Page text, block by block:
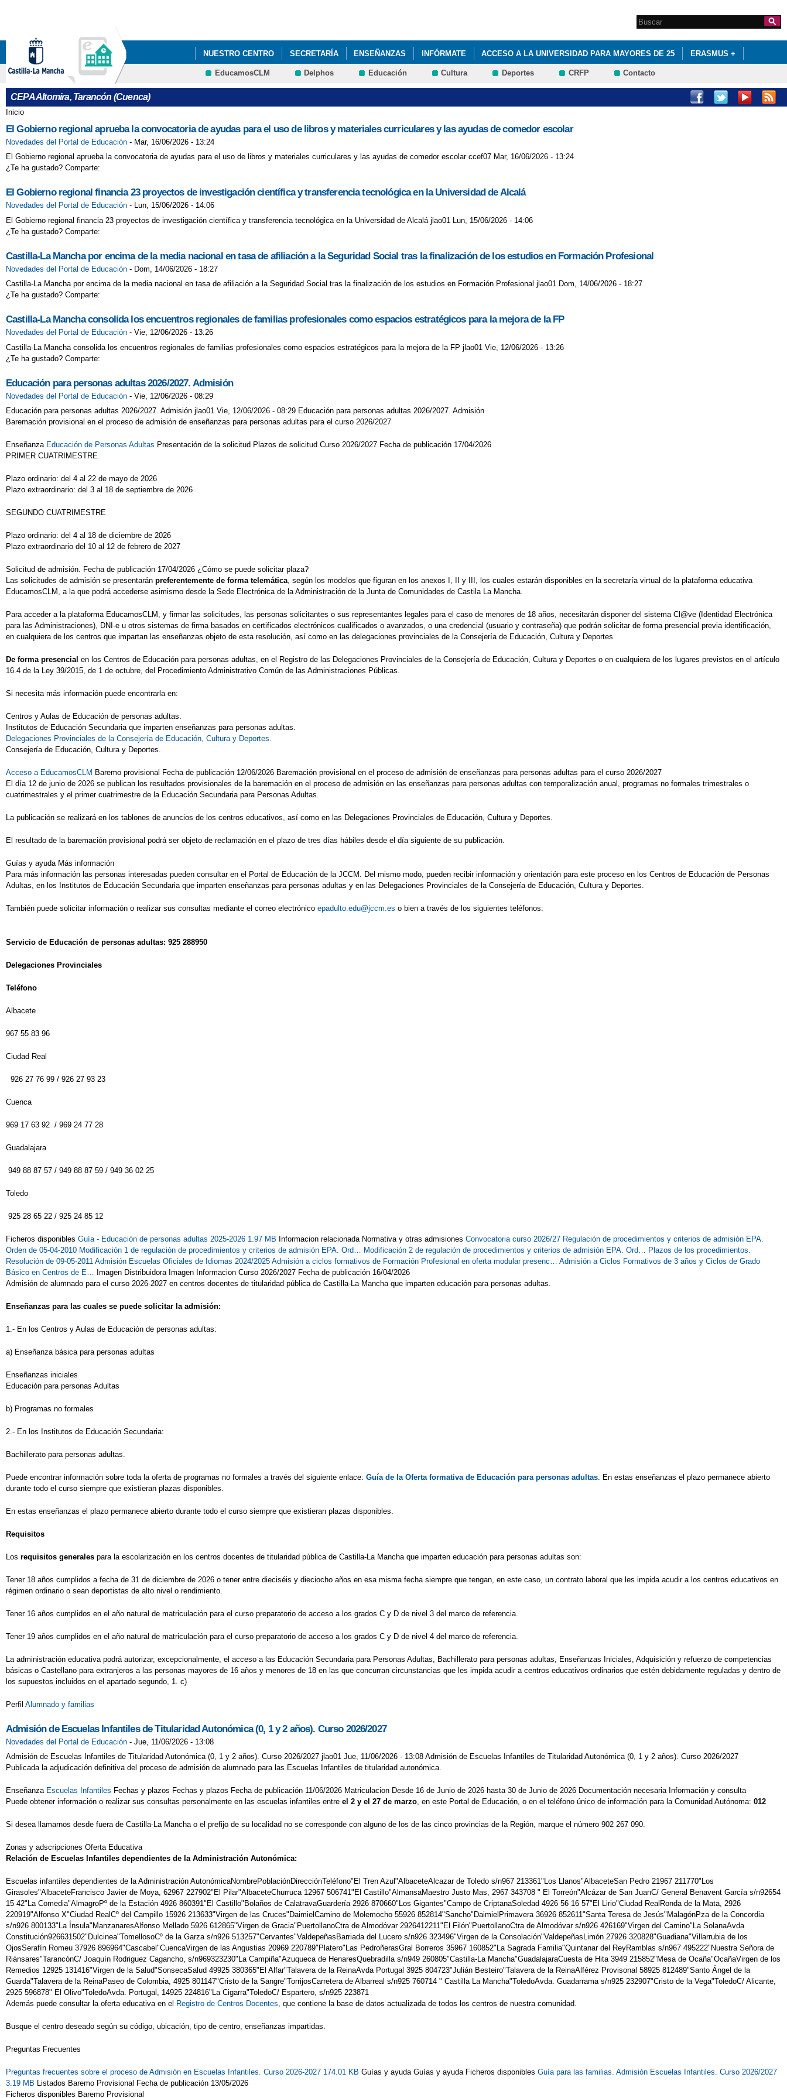
Formulario de
búsqueda
Search this site
NUESTRO CENTRO SECRETARÍA ENSEÑANZAS INFÓRMATE ACCESO A LA UNIVERSIDAD PARA MAYORES DE 25 ERASMUS +
GARANTÍA JUVENIL DE FP BÁSICA DE ACTIVIDADES AUXILIARES DE AGRICULTURA. FINANCIADA POR EL FONDO SOCIAL EUROPEO
EducamosCLM Delphos Educación Cultura Deportes CRFP Contacto
CEPA Altomira, Tarancón (Cuenca)
Se encuentra usted aquí
Inicio
El Gobierno regional aprueba la convocatoria de ayudas para el uso de libros y materiales curriculares y las ayudas de comedor escolar
Novedades del Portal de Educación - Mar, 16/06/2026 - 13:24
El Gobierno regional aprueba la convocatoria de ayudas para el uso de libros y materiales curriculares y las ayudas de comedor escolar ccef07 Mar, 16/06/2026 - 13:24
¿Te ha gustado? Comparte:
El Gobierno regional financia 23 proyectos de investigación científica y transferencia tecnológica en la Universidad de Alcalá
Novedades del Portal de Educación - Lun, 15/06/2026 - 14:06
El Gobierno regional financia 23 proyectos de investigación científica y transferencia tecnológica en la Universidad de Alcalá jlao01 Lun, 15/06/2026 - 14:06
¿Te ha gustado? Comparte:
Castilla-La Mancha por encima de la media nacional en tasa de afiliación a la Seguridad Social tras la finalización de los estudios en Formación Profesional
Novedades del Portal de Educación - Dom, 14/06/2026 - 18:27
Castilla-La Mancha por encima de la media nacional en tasa de afiliación a la Seguridad Social tras la finalización de los estudios en Formación Profesional jlao01 Dom, 14/06/2026 - 18:27
¿Te ha gustado? Comparte:
Castilla-La Mancha consolida los encuentros regionales de familias profesionales como espacios estratégicos para la mejora de la FP
Novedades del Portal de Educación - Vie, 12/06/2026 - 13:26
Castilla-La Mancha consolida los encuentros regionales de familias profesionales como espacios estratégicos para la mejora de la FP jlao01 Vie, 12/06/2026 - 13:26
¿Te ha gustado? Comparte:
Educación para personas adultas 2026/2027. Admisión
Novedades del Portal de Educación - Vie, 12/06/2026 - 08:29
Educación para personas adultas 2026/2027. Admisión jlao01 Vie, 12/06/2026 - 08:29 Educación para personas adultas 2026/2027. Admisión
Baremación provisional en el proceso de admisión de enseñanzas para personas adultas para el curso 2026/2027
Enseñanza Educación de Personas Adultas Presentación de la solicitud Plazos de solicitud Curso 2026/2027 Fecha de publicación 17/04/2026
PRIMER CUATRIMESTRE
Plazo ordinario: del 4 al 22 de mayo de 2026
Plazo extraordinario: del 3 al 18 de septiembre de 2026
SEGUNDO CUATRIMESTRE
Plazo ordinario: del 4 al 18 de diciembre de 2026
Plazo extraordinario del 10 al 12 de febrero de 2027
Solicitud de admisión. Fecha de publicación 17/04/2026 ¿Cómo se puede solicitar plaza?
Las solicitudes de admisión se presentarán preferentemente de forma telemática, según los modelos que figuran en los anexos I, II y III, los cuales estarán disponibles en la secretaría virtual de la plataforma educativa
EducamosCLM, a la que podrá accederse asimismo desde la Sede Electrónica de la Administración de la Junta de Comunidades de Castila La Mancha.
Para acceder a la plataforma EducamosCLM, y firmar las solicitudes, las personas solicitantes o sus representantes legales para el caso de menores de 18 años, necesitarán disponer del sistema Cl@ve (Identidad Electrónica
para las Administraciones), DNI-e u otros sistemas de firma basados en certificados electrónicos cualificados o avanzados, o una credencial (usuario y contraseña) que podrán solicitar de forma presencial previa identificación,
en cualquiera de los centros que impartan las enseñanzas objeto de esta resolución, así como en las delegaciones provinciales de la Consejería de Educación, Cultura y Deportes
De forma presencial en los Centros de Educación para personas adultas, en el Registro de las Delegaciones Provinciales de la Consejería de Educación, Cultura y Deportes o en cualquiera de los lugares previstos en el artículo
16.4 de la Ley 39/2015, de 1 de octubre, del Procedimiento Administrativo Común de las Administraciones Públicas.
Si necesita más información puede encontrarla en:
Centros y Aulas de Educación de personas adultas.
Institutos de Educación Secundaria que imparten enseñanzas para personas adultas.
Delegaciones Provinciales de la Consejería de Educación, Cultura y Deportes.
Consejería de Educación, Cultura y Deportes.
Acceso a EducamosCLM Baremo provisional Fecha de publicación 12/06/2026 Baremación provisional en el proceso de admisión de enseñanzas para personas adultas para el curso 2026/2027
El día 12 de junio de 2026 se publican los resultados provisionales de la baremación en el proceso de admisión en las enseñanzas para personas adultas con temporalización anual, programas no formales trimestrales o
cuatrimestrales y el primer cuatrimestre de la Educación Secundaria para Personas Adultas.
La publicación se realizará en los tablones de anuncios de los centros educativos, así como en las Delegaciones Provinciales de Educación, Cultura y Deportes.
El resultado de la baremación provisional podrá ser objeto de reclamación en el plazo de tres días hábiles desde el día siguiente de su publicación.
Guías y ayuda Más información
Para más información las personas interesadas pueden consultar en el Portal de Educación de la JCCM. Del mismo modo, pueden recibir información y orientación para este proceso en los Centros de Educación de Personas
Adultas, en los Institutos de Educación Secundaria que imparten enseñanzas para personas adultas y en las Delegaciones Provinciales de la Consejería de Educación, Cultura y Deportes.
También puede solicitar información o realizar sus consultas mediante el correo electrónico epadulto.edu@jccm.es o bien a través de los siguientes teléfonos:
Servicio de Educación de personas adultas: 925 288950
Delegaciones Provinciales
Teléfono
Albacete
967 55 83 96
Ciudad Real
926 27 76 99 / 926 27 93 23
Cuenca
969 17 63 92 / 969 24 77 28
Guadalajara
949 88 87 57 / 949 88 87 59 / 949 36 02 25
Toledo
925 28 65 22 / 925 24 85 12
Ficheros disponibles Guía - Educación de personas adultas 2025-2026 1.97 MB Informacion relacionada Normativa y otras admisiones Convocatoria curso 2026/27 Regulación de procedimientos y criterios de admisión EPA.
Orden de 05-04-2010 Modificación 1 de regulación de procedimientos y criterios de admisión EPA. Ord… Modificación 2 de regulación de procedimientos y criterios de admisión EPA. Ord… Plazos de los procedimientos.
Resolución de 09-05-2011 Admisión Escuelas Oficiales de Idiomas 2024/2025 Admisión a ciclos formativos de Formación Profesional en oferta modular presenc… Admisión a Ciclos Formativos de 3 años y Ciclos de Grado
Básico en Centros de E… Imagen Distribuidora Imagen Informacion Curso 2026/2027 Fecha de publicación 16/04/2026
Admisión de alumnado para el curso 2026-2027 en centros docentes de titularidad pública de Castilla-La Mancha que imparten educación para personas adultas.
Enseñanzas para las cuales se puede solicitar la admisión:
1.- En los Centros y Aulas de Educación de personas adultas:
a) Enseñanza básica para personas adultas
Enseñanzas iniciales
Educación para personas Adultas
b) Programas no formales
2.- En los Institutos de Educación Secundaria:
Bachillerato para personas adultas.
Puede encontrar información sobre toda la oferta de programas no formales a través del siguiente enlace: Guía de la Oferta formativa de Educación para personas adultas. En estas enseñanzas el plazo permanece abierto
durante todo el curso siempre que existieran plazas disponibles.
En estas enseñanzas el plazo permanece abierto durante todo el curso siempre que existieran plazas disponibles.
Requisitos
Los requisitos generales para la escolarización en los centros docentes de titularidad pública de Castilla-La Mancha que imparten educación para personas adultas son:
Tener 18 años cumplidos a fecha de 31 de diciembre de 2026 o tener entre dieciséis y dieciocho años en esa misma fecha siempre que tengan, en este caso, un contrato laboral que les impida acudir a los centros educativos en
régimen ordinario o sean deportistas de alto nivel o rendimiento.
Tener 16 años cumplidos en el año natural de matriculación para el curso preparatorio de acceso a los grados C y D de nivel 3 del marco de referencia.
Tener 19 años cumplidos en el año natural de matriculación para el curso preparatorio de acceso a los grados C y D de nivel 4 del marco de referencia.
La administración educativa podrá autorizar, excepcionalmente, el acceso a las Educación Secundaria para Personas Adultas, Bachillerato para personas adultas, Enseñanzas Iniciales, Adquisición y refuerzo de competencias
básicas o Castellano para extranjeros a las personas mayores de 16 años y menores de 18 en las que concurran circunstancias que les impida acudir a centros educativos ordinarios que estén debidamente reguladas y dentro de
los supuestos incluidos en el apartado segundo, 1. c)
Perfil Alumnado y familias
Admisión de Escuelas Infantiles de Titularidad Autonómica (0, 1 y 2 años). Curso 2026/2027
Novedades del Portal de Educación - Jue, 11/06/2026 - 13:08
Admisión de Escuelas Infantiles de Titularidad Autonómica (0, 1 y 2 años). Curso 2026/2027 jlao01 Jue, 11/06/2026 - 13:08 Admisión de Escuelas Infantiles de Titularidad Autonómica (0, 1 y 2 años). Curso 2026/2027
Publicada la adjudicación definitiva del proceso de admisión de alumnado para las Escuelas Infantiles de titularidad autonómica.
Enseñanza Escuelas Infantiles Fechas y plazos Fechas y plazos Fecha de publicación 11/06/2026 Matriculacion Desde 16 de Junio de 2026 hasta 30 de Junio de 2026 Documentación necesaria Información y consulta
Puede obtener información o realizar sus consultas personalmente en las escuelas infantiles entre el 2 y el 27 de marzo, en este Portal de Educación, o en el teléfono único de información para la Comunidad Autónoma: 012
Si desea llamarnos desde fuera de Castilla-La Mancha o el prefijo de su localidad no se corresponde con alguno de los de las cinco provincias de la Región, marque el número 902 267 090.
Zonas y adscripciones Oferta Educativa
Relación de Escuelas Infantiles dependientes de la Administración Autonómica:
Escuelas infantiles dependientes de la Administración AutonómicaNombrePoblaciónDirecciónTeléfono"El Tren Azul"AlbaceteAlcazar de Toledo s/n967 213361"Los Llanos"AlbaceteSan Pedro 21967 211770"Los
Girasoles"AlbaceteFrancisco Javier de Moya, 62967 227902"El Pilar"AlbaceteChurruca 12967 506741"El Castillo"AlmansaMaestro Justo Mas, 2967 343708 " El Torreón"Alcázar de San JuanC/ General Benavent García s/n92654
15 42"La Comedia"AlmagroPº de la Estación 4926 860391"El Castillo"Bolaños de CalatravaGuardería 2926 870660"Los Gigantes"Campo de CriptanaSoledad 4926 56 16 57"El Lirio"Ciudad RealRonda de la Mata, 2926
220919"Alfonso X"Ciudad RealCº del Campillo 15926 213633"Virgen de las Cruces"DaimielCamino de Molemocho 55926 852814"Sancho"DaimielPrimavera 36926 852611"Santa Teresa de Jesús"MalagónPza de la Concordia
s/n926 800133"La Ínsula"ManzanaresAlfonso Mellado 5926 612865"Virgen de Gracia"PuertollanoCtra de Almodóvar 2926412211"El Filón"PuertollanoCtra de Almodóvar s/n926 426169"Virgen del Camino"La SolanaAvda
Constitución926631502"Dulcinea"TomellosoCº de la Garza s/n926 513257"Cervantes"ValdepeñasBarriada del Lucero s/n926 323496"Virgen de la Consolación"ValdepeñasLimón 27926 320828"Guadiana"Villarrubia de los
OjosSerafín Romeu 37926 896964"Cascabel"CuencaVirgen de las Angustias 20969 220789"Platero"Las PedroñerasGral Borreros 35967 160852"La Sagrada Familia"Quintanar del ReyRamblas s/n967 495222"Nuestra Señora de
Riánsares"TarancónC/ Joaquín Rodriguez Cagancho, s/n969323230"La Campiña"Azuqueca de HenaresQuebradilla s/n949 260805"Castilla-La Mancha"GuadalajaraCuesta de Hita 3949 215852"Mesa de Ocaña"OcañaVirgen de los
Remedios 12925 131416"Virgen de la Salud"SonsecaSalud 49925 380365"El Alfar"Talavera de la ReinaAvda Portugal 3925 804723"Julián Besteiro"Talavera de la ReinaAlférez Provisonal 58925 812489"Santo Ángel de la
Guarda"Talavera de la ReinaPaseo de Colombia, 4925 801147"Cristo de la Sangre"TorrijosCarretera de Albarreal s/n925 760714 " Castilla La Mancha"ToledoAvda. Guadarrama s/n925 232907"Cristo de la Vega"ToledoC/ Alicante,
2925 596878" El Olivo"ToledoAvda. Portugal, 14925 224816"La Cigarra"ToledoC/ Espartero, s/n925 223871
Además puede consultar la oferta educativa en el Registro de Centros Docentes, que contiene la base de datos actualizada de todos los centros de nuestra comunidad.
Busque el centro deseado según su código, ubicación, tipo de centro, enseñanzas impartidas.
Preguntas Frecuentes
Preguntas frecuentes sobre el proceso de Admisión en Escuelas Infantiles. Curso 2026-2027 174.01 KB Guías y ayuda Guías y ayuda Ficheros disponibles Guía para las familias. Admisión Escuelas Infantiles. Curso 2026/2027
3.19 MB Listados Baremo Provisional Fecha de publicación 13/05/2026
Ficheros disponibles Baremo Provisional